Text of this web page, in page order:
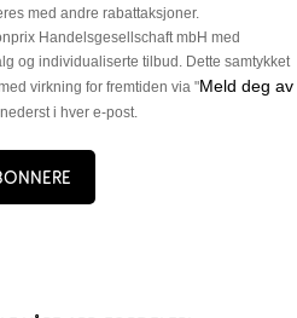
med andre rabattaksjoner.
Handelsgesellschaft mbH med
og individualiserte tilbud. Dette samtykket
virkning for fremtiden via "Meld deg av
i hver e-post.